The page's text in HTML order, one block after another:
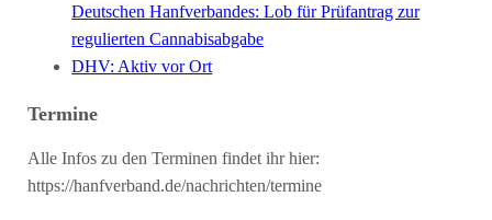
Deutschen Hanfverbandes: Lob für Prüfantrag zur
regulierten Cannabisabgabe
DHV: Aktiv vor Ort
Termine
Alle Infos zu den Terminen findet ihr hier:
https://hanfverband.de/nachrichten/termine